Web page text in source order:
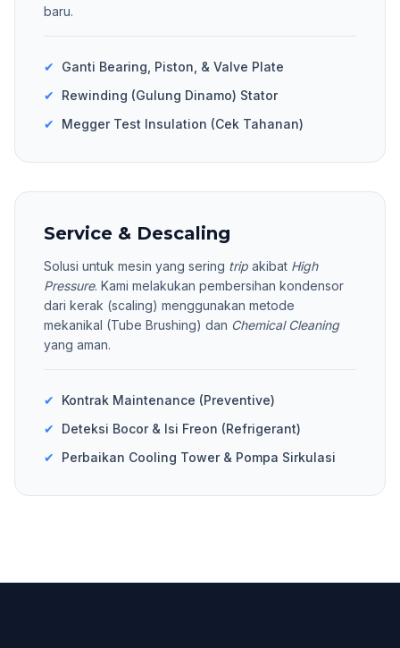
baru.
✔
Ganti Bearing, Piston, & Valve Plate
✔
Rewinding (Gulung Dinamo) Stator
✔
Megger Test Insulation (Cek Tahanan)
Service & Descaling
Solusi untuk mesin yang sering trip akibat High
Pressure. Kami melakukan pembersihan kondensor
dari kerak (scaling) menggunakan metode
mekanikal (Tube Brushing) dan Chemical Cleaning
yang aman.
✔
Kontrak Maintenance (Preventive)
✔
Deteksi Bocor & Isi Freon (Refrigerant)
✔
Perbaikan Cooling Tower & Pompa Sirkulasi